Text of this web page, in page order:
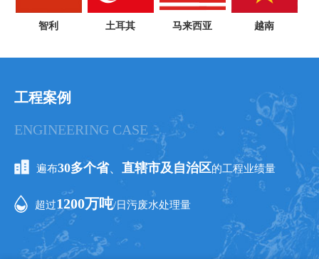
智利 土耳其 马来西亚 越南
工程案例
ENGINEERING CASE
遍布30多个省、 直辖市及自治区的工程业绩量
超过1200万吨/日污废水处理量